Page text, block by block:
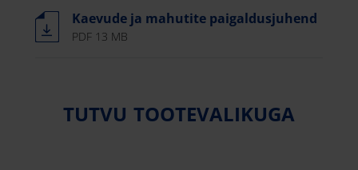
Kaevude ja mahutite paigaldusjuhend
PDF 13 MB
TUTVU TOOTEVALIKUGA